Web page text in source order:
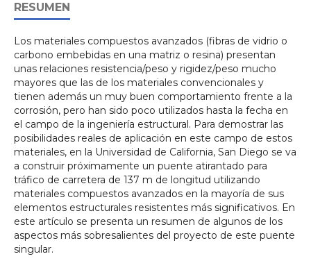
RESUMEN
Los materiales compuestos avanzados (fibras de vidrio o
carbono embebidas en una matriz o resina) presentan
unas relaciones resistencia/peso y rigidez/peso mucho
mayores que las de los materiales convencionales y
tienen además un muy buen comportamiento frente a la
corrosión, pero han sido poco utilizados hasta la fecha en
el campo de la ingeniería estructural. Para demostrar las
posibilidades reales de aplicación en este campo de estos
materiales, en la Universidad de California, San Diego se va
a construir próximamente un puente atirantado para
tráfico de carretera de 137 m de longitud utilizando
materiales compuestos avanzados en la mayoría de sus
elementos estructurales resistentes más significativos. En
este artículo se presenta un resumen de algunos de los
aspectos más sobresalientes del proyecto de este puente
singular.